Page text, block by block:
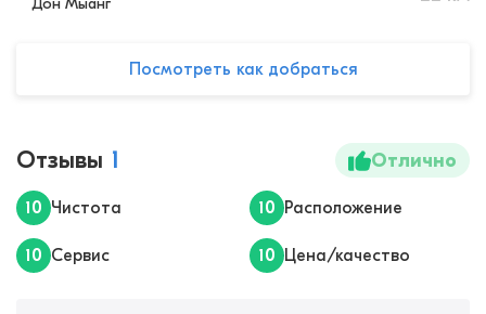
Дон Мыанг
Посмотреть как добраться
Отзывы 1 Отлично
10 Чистота 10 Расположение
10 Сервис 10 Цена/качество